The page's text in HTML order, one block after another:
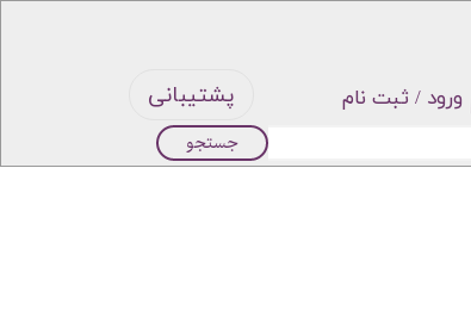
ورود / ثبت نام
حساب
پشتیبانی
جستجو